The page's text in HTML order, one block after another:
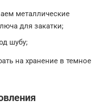
металлические
для закатки;
шубу;
на хранение в темное